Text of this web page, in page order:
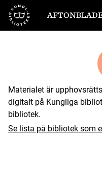
Till startsidan
Materialet är
digitalt på Kungliga
bibliotek.
Se lista på bibliotek som